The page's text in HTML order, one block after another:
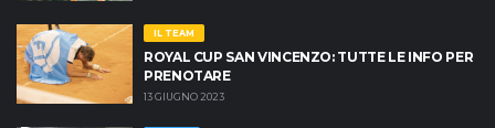
IL TEAM
ROYAL CUP SAN VINCENZO: TUTTE LE INFO PER
PRENOTARE
13 GIUGNO 2023